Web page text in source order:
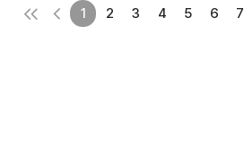
고려’
3명 중 1명은
통신사 전환
1 2 3 4 5 6 7